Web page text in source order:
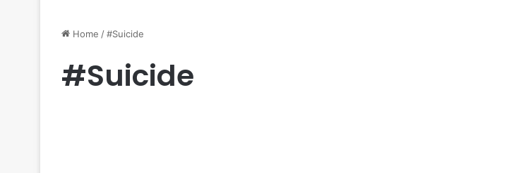
Home /#Suicide
#Suicide